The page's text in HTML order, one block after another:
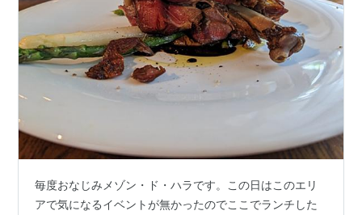
毎度おなじみメゾン・ド・ハラです。この日はこのエリ
アで気になるイベントが無かったのでここでランチした